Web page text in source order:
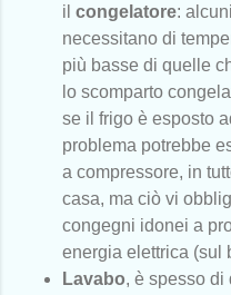
il congelatore:
necessitano di
più basse di quelle
lo scomparto
se il frigo è esposto
problema potrebbe
a compressore, in
casa, ma ciò vi
congegni idonei a
energia elettrica (sul
Lavabo, è spesso di